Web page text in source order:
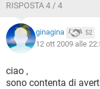
RISPOSTA 4 / 4
ginagina 52
12 ott 2009 alle
ciao ,
sono contenta di